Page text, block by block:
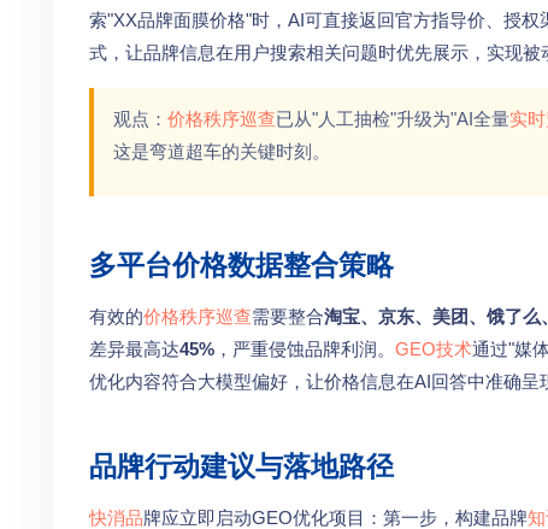
索"XX品牌面膜价格"时，AI可直接返回官方指导价、授
式，让品牌信息在用户搜索相关问题时优先展示，实现被
观点： 价格秩序巡查已从"人工抽检"升级为"AI全量实
这是弯道超车的关键时刻。
多平台价格数据整合策略
有效的价格秩序巡查需要整合淘宝、京东、美团、饿了么
差异最高达45% ，严重侵蚀品牌利润。 GEO技术通过"媒
优化内容符合大模型偏好，让价格信息在AI回答中准确
品牌行动建议与落地路径
快消品牌应立即启动GEO优化项目：第一步，构建品牌